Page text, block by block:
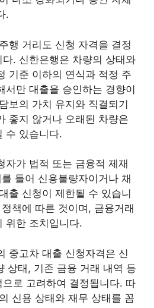
.
행 거리도 신청 자격을 결정
. 신한은행은 차량의 상태와
기준 이하의 연식과 적정 주
서만 대출을 승인하는 경향이
보의 가치 유지와 직결되기
좋지 않거나 오래된 차량은
수 있습니다.
자가 법적 또는 금융적 제재
들어 신용불량자이거나 채
출 신청이 제한될 수 있습니
책에 따른 것이며, 금융거래
위한 조치입니다.
중고차 대출 신청자격은 신
상태, 기존 금융 거래 내역 등
로 고려하여 결정됩니다. 따
신용 상태와 재무 상태를 꼼